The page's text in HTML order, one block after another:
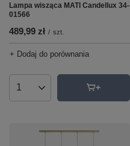
Lampa wisząca MATI Candellux 34-
01566
489,99 zł / szt.
+ Dodaj do porównania
Ilość produktów